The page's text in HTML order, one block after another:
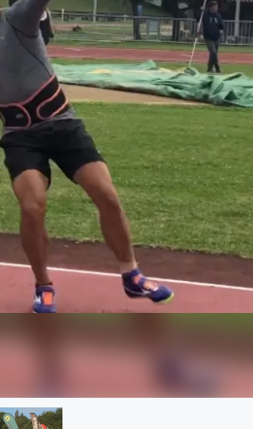
ゲーム・サービス開発
書籍・雑誌出版
チャレンジ
CAMPFIRE for Social Good
CAMPFIREふるさと納税